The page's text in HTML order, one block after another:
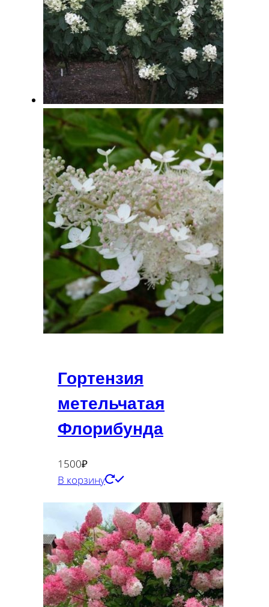
Гортензия
метельчатая
Флорибунда
1500₽
В корзину